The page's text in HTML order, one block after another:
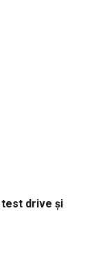
test drive și